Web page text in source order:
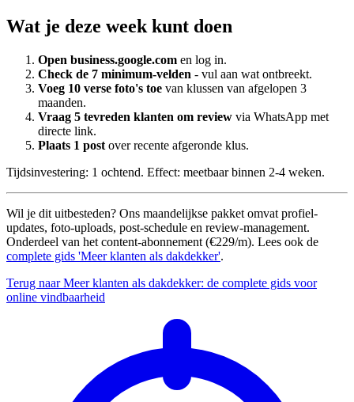
Wat je deze week kunt doen
Open business.google.com en log in.
Check de 7 minimum-velden - vul aan wat ontbreekt.
Voeg 10 verse foto's toe van klussen van afgelopen 3
maanden.
Vraag 5 tevreden klanten om review via WhatsApp met
directe link.
Plaats 1 post over recente afgeronde klus.
Tijdsinvestering: 1 ochtend. Effect: meetbaar binnen 2-4 weken.
Wil je dit uitbesteden? Ons maandelijkse pakket omvat profiel-
updates, foto-uploads, post-schedule en review-management.
Onderdeel van het content-abonnement (€229/m). Lees ook de
complete gids 'Meer klanten als dakdekker'.
Terug naar Meer klanten als dakdekker: de complete gids voor
online vindbaarheid